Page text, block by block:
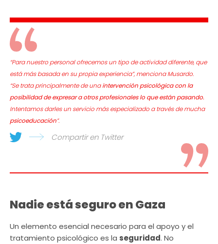
“Para nuestro personal ofrecemos un tipo de actividad diferente, que
está más basada en su propia experiencia”, menciona Musardo.
“Se trata principalmente de unaintervención psicológica con la
posibilidad de expresar a otros profesionales lo que están pasando.
Intentamos darles un servicio más especializado a través de mucha
psicoeducación”.
Compartir en Twitter
Nadie está seguro en Gaza
Un elemento esencial necesario para el apoyo y el
tratamiento psicológico es la seguridad. No